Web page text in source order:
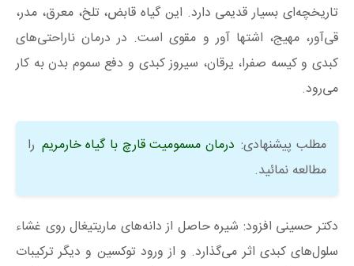
تاریخچه‌ای بسیار قدیمی دارد. این گیاه قابض، تلخ، معرق، مدر،
قی‌آور، مهیج، اشتها آور و مقوی است. در درمان ناراحتی‌های
کبدی و کیسه صفرا، یرقان، سیروز کبدی و دفع سموم بدن به کار
می‌رود.
مطلب پیشنهادی: درمان مسمومیت قارچ با گیاه خارمریم را
مطالعه نمائید.
دکتر حسینی افزود: شیره حاصل از دانه‌های ماریتیغال روی غشاء
سلول‌های کبدی اثر می‌گذارد. و از ورود توکسین و دیگر ترکیبات